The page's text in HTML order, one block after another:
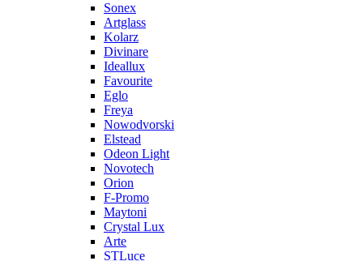
Sonex
Artglass
Kolarz
Divinare
Ideallux
Favourite
Eglo
Freya
Nowodvorski
Elstead
Odeon Light
Novotech
Orion
F-Promo
Maytoni
Crystal Lux
Arte
STLuce